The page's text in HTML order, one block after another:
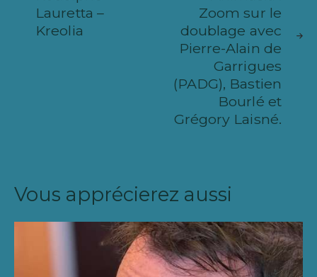
Lauretta –
Kreolia
Zoom sur le
doublage avec
Pierre-Alain de
Garrigues
(PADG), Bastien
Bourlé et
Grégory Laisné.
Vous apprécierez aussi